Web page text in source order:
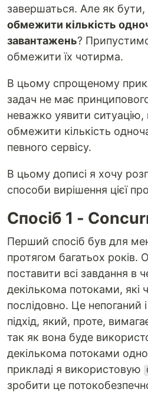
завершаться. Але як
обмежити кількість
завантажень?
обмежити їх чотирма.
В цьому спрощеному
задач не має
неважко уявити ситуацію,
обмежити кількість
певного сервісу.
В цьому дописі я хочу
способи вирішення цієї
Спосіб 1 -
Перший спосіб був для
протягом багатьох років.
поставити всі завдання в
декількома потоками, які
послідовно. Це непоганий
підхід, який, проте,
так як вона буде
декількома потоками
прикладі я використовую
зробити це